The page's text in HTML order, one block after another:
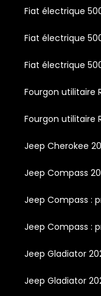
Fiat électrique
Fiat électrique
Fiat électrique
Fourgon utilitaire
Fourgon utilitaire
Jeep Cherokee
Jeep Compass
Jeep Compass :
Jeep Compass :
Jeep Gladiator
Jeep Gladiator